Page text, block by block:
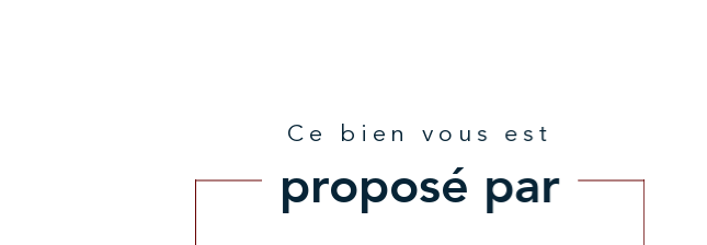
Ce bien vous est
proposé par